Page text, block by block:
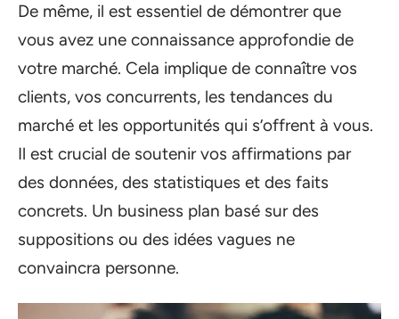
De même, il est essentiel de démontrer que
vous avez une connaissance approfondie de
votre marché. Cela implique de connaître vos
clients, vos concurrents, les tendances du
marché et les opportunités qui s’offrent à vous.
Il est crucial de soutenir vos affirmations par
des données, des statistiques et des faits
concrets. Un business plan basé sur des
suppositions ou des idées vagues ne
convaincra personne.